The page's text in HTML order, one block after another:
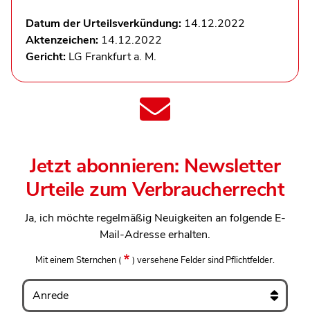
Datum der Urteilsverkündung: 14.12.2022
Aktenzeichen: 14.12.2022
Gericht: LG Frankfurt a. M.
Jetzt abonnieren: Newsletter
Urteile zum Verbraucherrecht
Ja, ich möchte regelmäßig Neuigkeiten an folgende E-
Mail-Adresse erhalten.
Mit einem Sternchen ( ) versehene Felder sind Pflichtfelder.
Anrede